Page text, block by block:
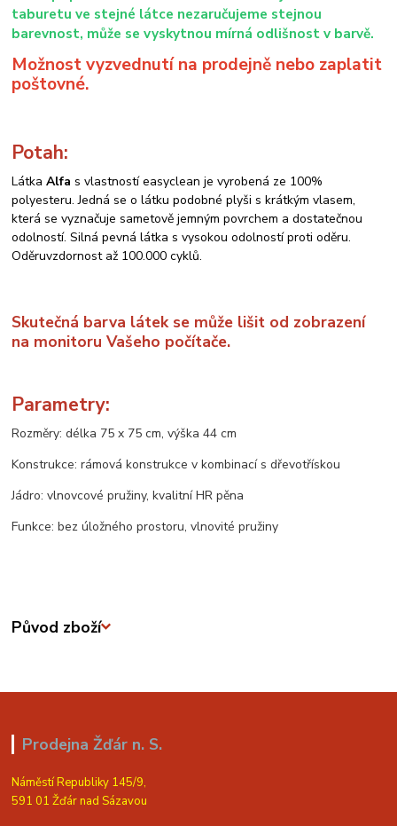
taburetu ve stejné látce nezaručujeme stejnou
barevnost, může se vyskytnou mírná odlišnost v barvě.
Možnost vyzvednutí na prodejně nebo zaplatit
poštovné.
Potah:
LátkaAlfa s vlastností easyclean je vyrobená ze 100%
polyesteru. Jedná se o látku podobné plyši s krátkým vlasem,
která se vyznačuje sametově jemným povrchem a dostatečnou
odolností. Silná pevná látka s vysokou odolností proti oděru.
Oděruvzdornost až 100.000 cyklů.
Skutečná barva látek se může lišit od zobrazení
na monitoru Vašeho počítače.
Parametry:
Rozměry: délka 75 x 75 cm, výška 44 cm
Konstrukce: rámová konstrukce v kombinací s dřevotřískou
Jádro: vlnovcové pružiny, kvalitní HR pěna
Funkce: bez úložného prostoru, vlnovité pružiny
Původ zboží
Prodejna Žďár n. S.
Náměstí Republiky 145/9,
591 01 Žďár nad Sázavou